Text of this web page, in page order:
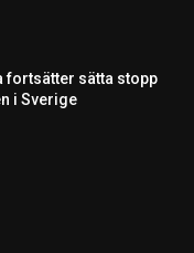
fortsätter sätta stopp
i Sverige